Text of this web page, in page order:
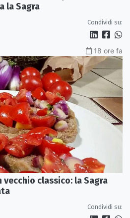
la Sagra
Condividi su:
18 ore fa
vecchio classico: la Sagra
Condividi su: